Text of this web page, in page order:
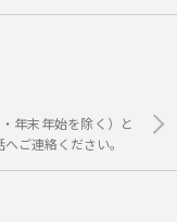
年末年始を除く）と
ご連絡ください。